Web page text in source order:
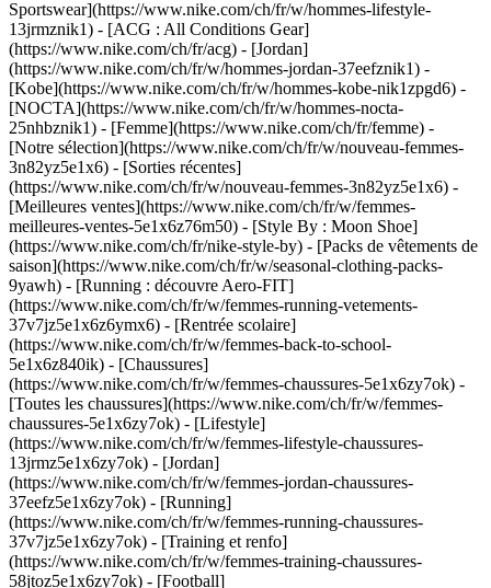
Sportswear](https://www.nike.com/ch/fr/w/hommes-lifestyle-
13jrmznik1) - [ACG : All Conditions Gear]
(https://www.nike.com/ch/fr/acg) - [Jordan]
(https://www.nike.com/ch/fr/w/hommes-jordan-37eefznik1) -
[Kobe](https://www.nike.com/ch/fr/w/hommes-kobe-nik1zpgd6) -
[NOCTA](https://www.nike.com/ch/fr/w/hommes-nocta-
25nhbznik1) - [Femme](https://www.nike.com/ch/fr/femme) -
[Notre sélection](https://www.nike.com/ch/fr/w/nouveau-femmes-
3n82yz5e1x6) - [Sorties récentes]
(https://www.nike.com/ch/fr/w/nouveau-femmes-3n82yz5e1x6) -
[Meilleures ventes](https://www.nike.com/ch/fr/w/femmes-
meilleures-ventes-5e1x6z76m50) - [Style By : Moon Shoe]
(https://www.nike.com/ch/fr/nike-style-by) - [Packs de vêtements de
saison](https://www.nike.com/ch/fr/w/seasonal-clothing-packs-
9yawh) - [Running : découvre Aero-FIT]
(https://www.nike.com/ch/fr/w/femmes-running-vetements-
37v7jz5e1x6z6ymx6) - [Rentrée scolaire]
(https://www.nike.com/ch/fr/w/femmes-back-to-school-
5e1x6z840ik) - [Chaussures]
(https://www.nike.com/ch/fr/w/femmes-chaussures-5e1x6zy7ok) -
[Toutes les chaussures](https://www.nike.com/ch/fr/w/femmes-
chaussures-5e1x6zy7ok) - [Lifestyle]
(https://www.nike.com/ch/fr/w/femmes-lifestyle-chaussures-
13jrmz5e1x6zy7ok) - [Jordan]
(https://www.nike.com/ch/fr/w/femmes-jordan-chaussures-
37eefz5e1x6zy7ok) - [Running]
(https://www.nike.com/ch/fr/w/femmes-running-chaussures-
37v7jz5e1x6zy7ok) - [Training et renfo]
(https://www.nike.com/ch/fr/w/femmes-training-chaussures-
58jtoz5e1x6zy7ok) - [Football]